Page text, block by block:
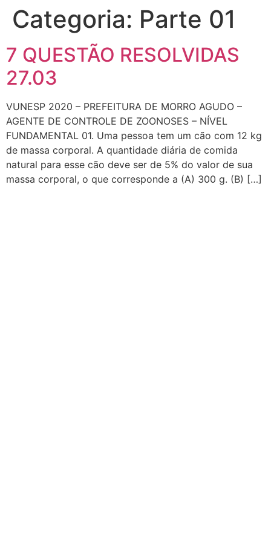
Categoria: Parte 01
7 QUESTÃO RESOLVIDAS
27.03
VUNESP 2020 – PREFEITURA DE MORRO AGUDO –
AGENTE DE CONTROLE DE ZOONOSES – NÍVEL
FUNDAMENTAL 01. Uma pessoa tem um cão com 12 kg
de massa corporal. A quantidade diária de comida
natural para esse cão deve ser de 5% do valor de sua
massa corporal, o que corresponde a (A) 300 g. (B) […]